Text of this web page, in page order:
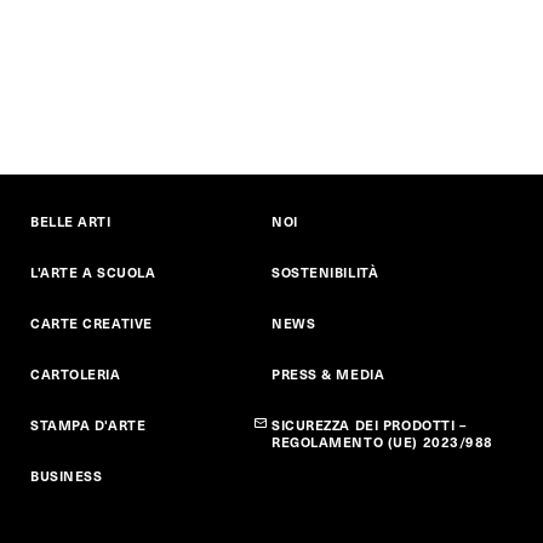
BELLE ARTI
L'ARTE A SCUOLA
CARTE CREATIVE
CARTOLERIA
STAMPA D'ARTE
BUSINESS
NOI
SOSTENIBILITÀ
NEWS
PRESS & MEDIA
SICUREZZA DEI PRODOTTI –
REGOLAMENTO (UE) 2023/988